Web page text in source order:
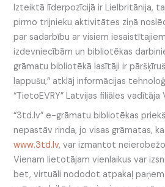
Izteiktā līderpozīcijā ir Lielbritānija,
pirmo trijnieku aktivitātes ziņā
par sadarbību ar visiem
izdevniecībām un bibliotēkas
grāmatu bibliotēkā lasītāji ir
lappušu,“ atklāj informācijas
“TietoEVRY” Latvijas filiāles vadītāja
“3td.lv” e-grāmatu bibliotēkas
nepastāv rinda, jo visas grāmatas,
www.3td.lv, var izmantot
Vienam lietotājam vienlaikus var
bet, virtuāli nododot atpakaļ